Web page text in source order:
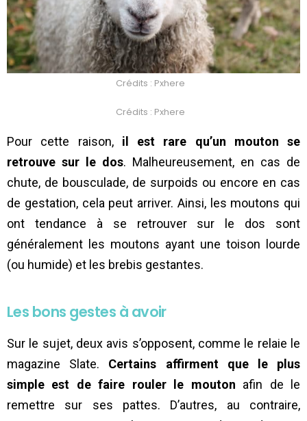
Crédits : Pxhere
Crédits : Pxhere
Pour cette raison, il est rare qu’un mouton se
retrouve sur le dos. Malheureusement, en cas de
chute, de bousculade, de surpoids ou encore en cas
de gestation, cela peut arriver. Ainsi, les moutons qui
ont tendance à se retrouver sur le dos sont
généralement les moutons ayant une toison lourde
(ou humide) et les brebis gestantes.
Les bons gestes à avoir
Sur le sujet, deux avis s’opposent, comme le relaie le
magazine Slate. Certains affirment que le plus
simple est de faire rouler le mouton afin de le
remettre sur ses pattes. D’autres, au contraire,